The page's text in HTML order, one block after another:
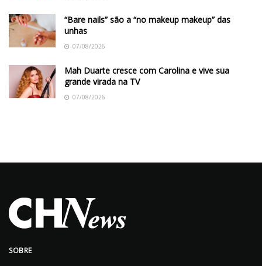
“Bare nails” são a “no makeup makeup” das
unhas
07/08/2026
Mah Duarte cresce com Carolina e vive sua
grande virada na TV
07/08/2026
SOBRE